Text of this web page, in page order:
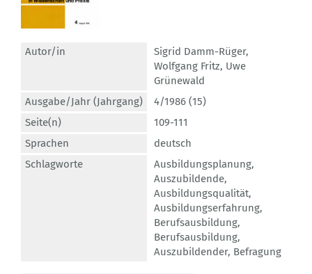
Autor/in Sigrid Damm-Rüger,
Wolfgang Fritz, Uwe
Grünewald
Ausgabe/Jahr (Jahrgang)
4/1986 (15)
Seite(n)
109-111
Sprachen
deutsch
Schlagworte
Ausbildungsplanung,
Auszubildende,
Ausbildungsqualität,
Ausbildungserfahrung,
Berufsausbildung,
Berufsausbildung,
Auszubildender, Befragung